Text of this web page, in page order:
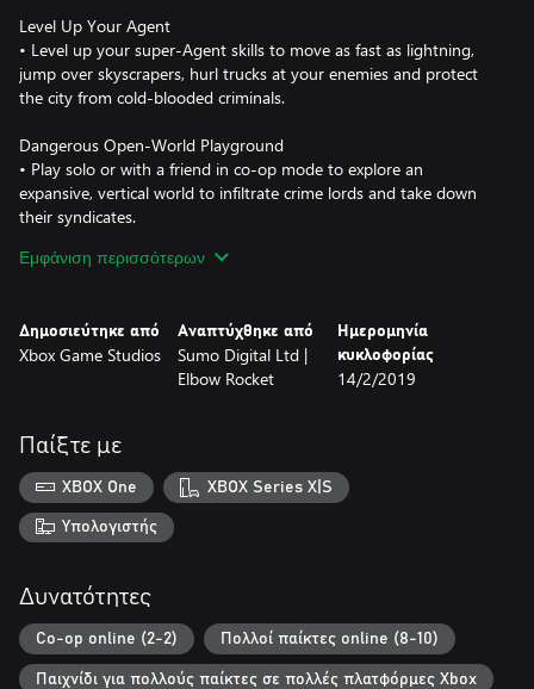
Level Up Your Agent
• Level up your super-Agent skills to move as fast as lightning,
jump over skyscrapers, hurl trucks at your enemies and protect
the city from cold-blooded criminals.
Dangerous Open-World Playground
• Play solo or with a friend in co-op mode to explore an
expansive, vertical world to infiltrate crime lords and take down
their syndicates.
Take a BOOM Out of Crime
value captains.
All-New Multiplayer “Wrecking Zone”
explosive competition with unique modes where destruction is
your ultimate weapon against friends and rivals.
***Game Pass Core membership required for online multiplayer
on Xbox One (sold separately). Play on one device at a time. PC
hardware requirements may vary for games on Windows 10.
update. Games information at xbox.com/enhanced. Specific
Εμφάνιση περισσότερων
Δημοσιεύτηκε από
Xbox Game Studios
Αναπτύχθηκε από
Sumo Digital Ltd |
Elbow Rocket
Ημερομηνία
κυκλοφορίας
14/2/2019
Παίξτε με
XBOX One XBOX Series X|S
Υπολογιστής
Δυνατότητες
Co-op online (2-2) Πολλοί παίκτες online (8-10)
Παιχνίδι για πολλούς παίκτες σε πολλές πλατφόρμες Xbox